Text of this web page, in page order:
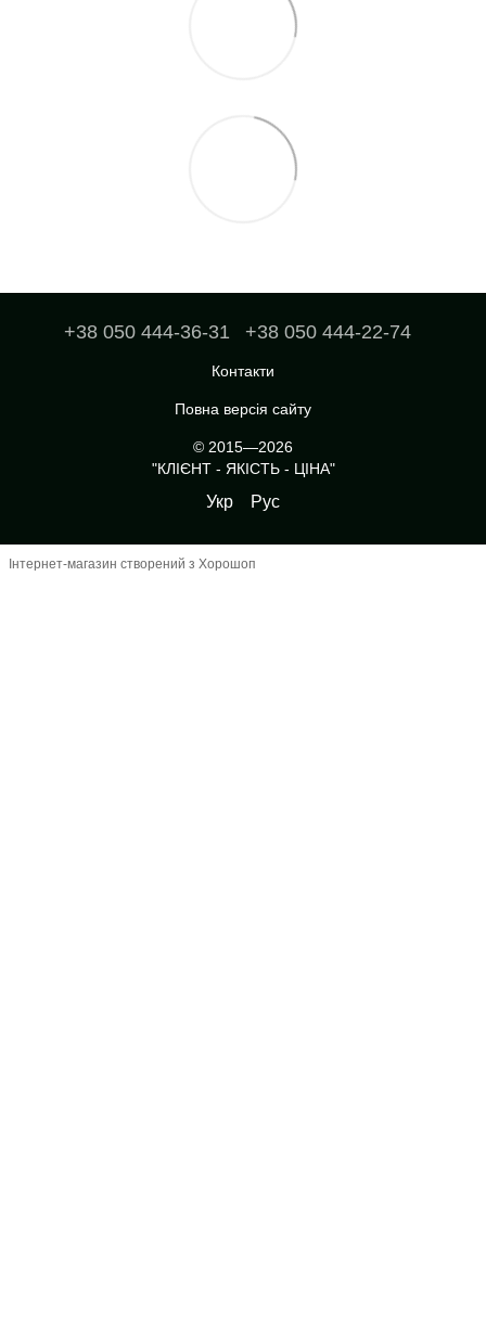
+38 050 444-36-31 +38 050 444-22-74
Контакти
Повна версія сайту
© 2015—2026
"КЛІЄНТ - ЯКІСТЬ - ЦІНА"
Укр Рус
Інтернет-магазин створений з Хорошоп